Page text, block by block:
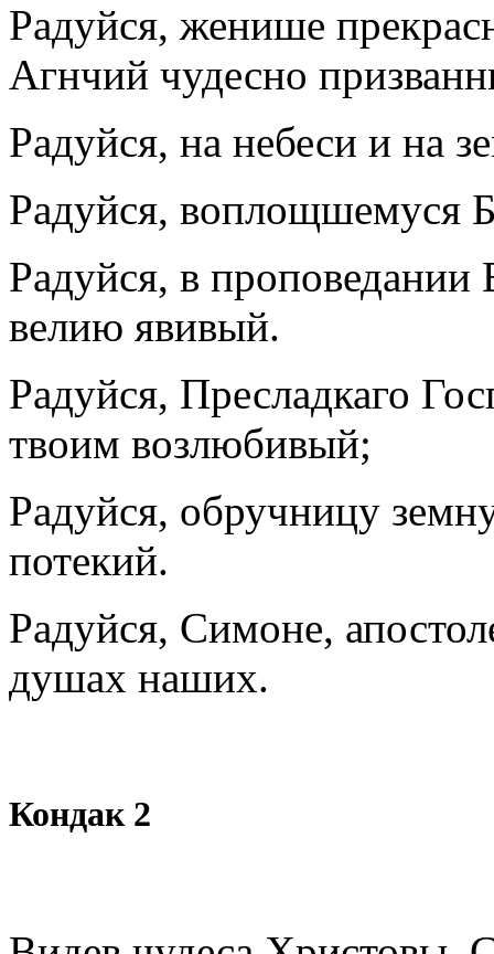
Радуйся, женише
Агнчий чудесно
Радуйся, на небеси и на
Радуйся, воплощшемуся
Радуйся, в проповедании
велию явивый.
Радуйся, Пресладкаго
твоим возлюбивый;
Радуйся, обручницу
потекий.
Радуйся, Симоне,
душах наших.
Кондак 2